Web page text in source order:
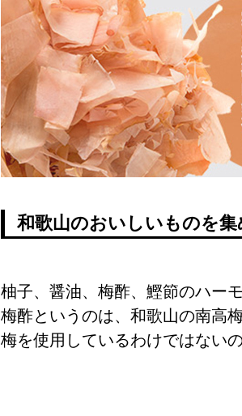
和歌山のおいしいものを集
柚子、醤油、梅酢、鰹節のハーモ
梅酢というのは、和歌山の南高
梅を使用しているわけではない